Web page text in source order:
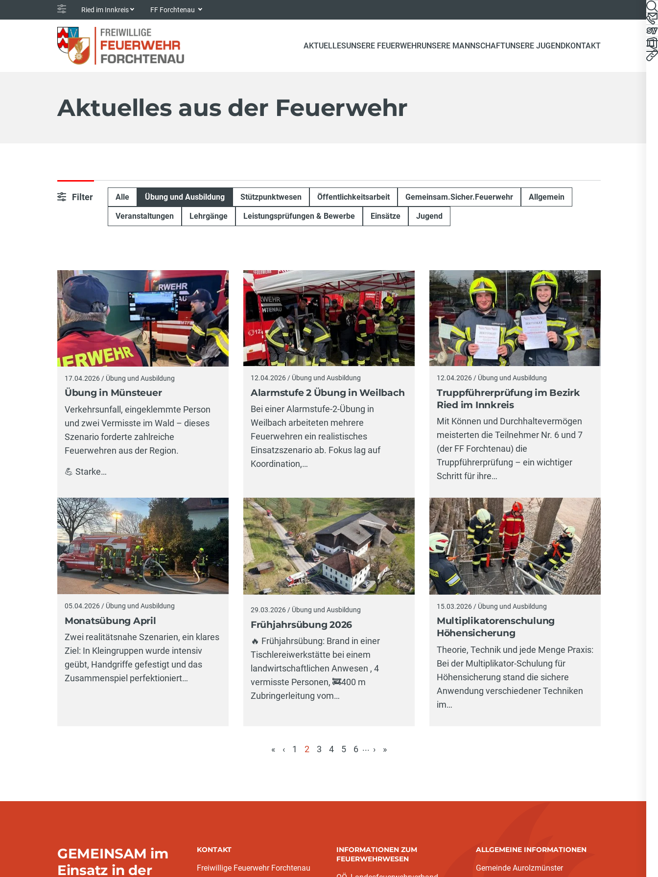
Ried im Innkreis FF Forchtenau
AKTUELLESUNSERE FEUERWEHRUNSERE MANNSCHAFTUNSERE JUGENDKONTAKT
Aktuelles aus der Feuerwehr
Filter Alle Übung und Ausbildung Stützpunktwesen Öffentlichkeitsarbeit Gemeinsam.Sicher.Feuerwehr Allgemein
Veranstaltungen Lehrgänge Leistungsprüfungen & Bewerbe Einsätze Jugend
17.04.2026 / Übung und Ausbildung
Übung in Münsteuer
Verkehrsunfall, eingeklemmte Person
und zwei Vermisste im Wald – dieses
Szenario forderte zahlreiche
Feuerwehren aus der Region.
💪 Starke…
12.04.2026 / Übung und Ausbildung
Alarmstufe 2 Übung in Weilbach
Bei einer Alarmstufe-2-Übung in
Weilbach arbeiteten mehrere
Feuerwehren ein realistisches
Einsatzszenario ab. Fokus lag auf
Koordination,…
12.04.2026 / Übung und Ausbildung
Truppführerprüfung im Bezirk
Ried im Innkreis
Mit Können und Durchhaltevermögen
meisterten die Teilnehmer Nr. 6 und 7
(der FF Forchtenau) die
Truppführerprüfung – ein wichtiger
Schritt für ihre…
05.04.2026 / Übung und Ausbildung
Monatsübung April
Zwei realitätsnahe Szenarien, ein klares
Ziel: In Kleingruppen wurde intensiv
geübt, Handgriffe gefestigt und das
Zusammenspiel perfektioniert…
29.03.2026 / Übung und Ausbildung
Frühjahrsübung 2026
🔥 Frühjahrsübung: Brand in einer
Tischlereiwerkstätte bei einem
landwirtschaftlichen Anwesen , 4
vermisste Personen, 🚒400 m
Zubringerleitung vom…
15.03.2026 / Übung und Ausbildung
Multiplikatorenschulung
Höhensicherung
Theorie, Technik und jede Menge Praxis:
Bei der Multiplikator-Schulung für
Höhensicherung stand die sichere
Anwendung verschiedener Techniken
im…
« ‹ 1
2
3 4 5 6 ... › »
GEMEINSAM im
Einsatz in der
KONTAKT
Freiwillige Feuerwehr Forchtenau
INFORMATIONEN ZUM
FEUERWEHRWESEN
ALLGEMEINE INFORMATIONEN
Gemeinde Aurolzmünster